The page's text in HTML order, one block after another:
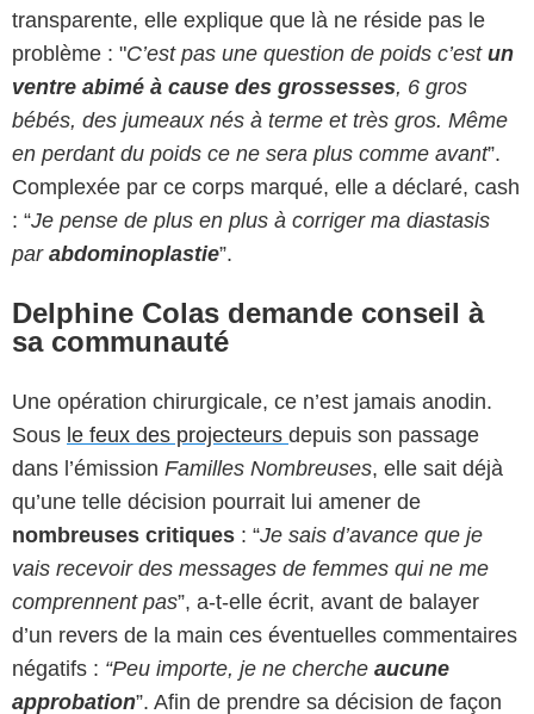
transparente, elle explique que là ne réside pas le
problème : "C’est pas une question de poids c’est un
ventre abimé à cause des grossesses, 6 gros
bébés, des jumeaux nés à terme et très gros. Même
en perdant du poids ce ne sera plus comme avant”.
Complexée par ce corps marqué, elle a déclaré, cash
: “Je pense de plus en plus à corriger ma diastasis
par abdominoplastie”.
Delphine Colas demande conseil à
sa communauté
Une opération chirurgicale, ce n’est jamais anodin.
Sous le feux des projecteurs depuis son passage
dans l’émission Familles Nombreuses, elle sait déjà
qu’une telle décision pourrait lui amener de
nombreuses critiques : “Je sais d’avance que je
vais recevoir des messages de femmes qui ne me
comprennent pas”, a-t-elle écrit, avant de balayer
d’un revers de la main ces éventuelles commentaires
négatifs : “Peu importe, je ne cherche aucune
approbation”. Afin de prendre sa décision de façon